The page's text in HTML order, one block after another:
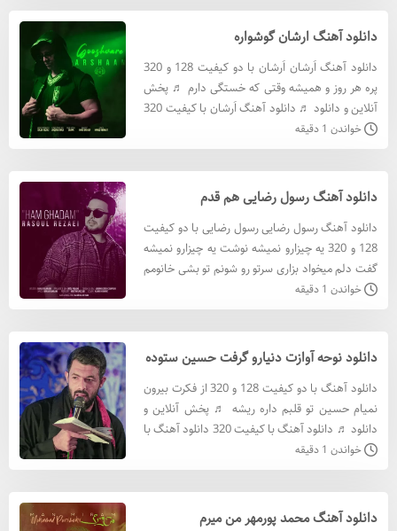
دانلود آهنگ ارشان گوشواره
دانلود آهنگ اَرشان اَرشان با دو کیفیت 128 و 320
پره هر روز و همیشه وقتی که خستگی دارم ♬ پخش
آنلاین و دانلود ♬ دانلود آهنگ اَرشان با کيفيت 320
خواندن 1 دقیقه
دانلود آهنگ رسول رضایی هم قدم
دانلود آهنگ رسول رضایی رسول رضایی با دو کیفیت
128 و 320 یه چیزارو نمیشه نوشت یه چیزارو نمیشه
گفت دلم میخواد بزاری سرتو رو شونم تو بشی خانومم
♬ پخش آنلاین و دانلود ♬ دانلود آهنگ رسول
رضایی با کيفي
خواندن 1 دقیقه
دانلود نوحه آوازت دنیارو گرفت حسین ستوده
دانلود آهنگ با دو کیفیت 128 و 320 از فکرت بیرون
نمیام حسین تو قلبم داره ریشه ♬ پخش آنلاین و
دانلود ♬ دانلود آهنگ با کيفيت 320 دانلود آهنگ با
کيفيت 128 متن آهنگ آوازه ات دنیا رو گرفتای دنیای
خواندن 1 دقیقه
دانلود آهنگ محمد پورمهر من میرم